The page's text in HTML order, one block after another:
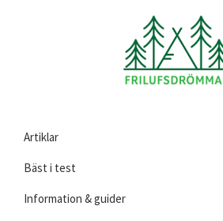
hittar
du
och
Artiklar
Bäst i test
Information & guider